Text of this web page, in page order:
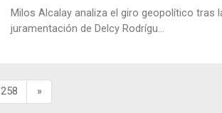
Milos Alcalay analiza el giro geopolítico tras
juramentación de Delcy Rodrígu...
258 »